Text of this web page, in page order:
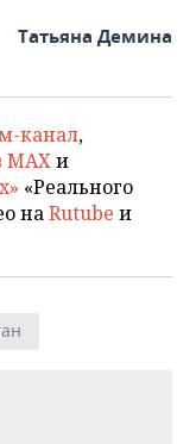
Татьяна Демина
канал,
MAXи
«Реального
наRutube и